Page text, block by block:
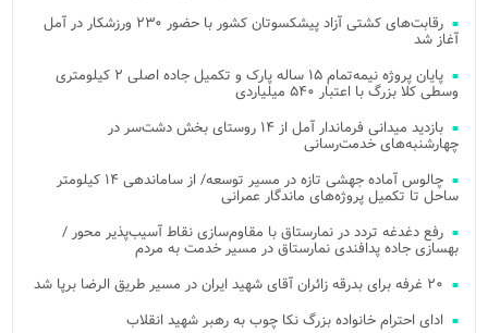
رقابت‌های کشتی آزاد پیشکسوتان کشور با حضور ۲۳۰ ورزشکار در آمل
آغاز شد
پایان پروژه نیمه‌تمام ۱۵ ساله پارک و تکمیل جاده اصلی ۲ کیلومتری
وسطی کلا بزرگ با اعتبار ۵۴۰ میلیاردی
بازدید میدانی فرماندار آمل از ۱۴ روستای بخش دشت‌سر در
چهارشنبه‌های خدمت‌رسانی
چالوس آماده جهشی تازه در مسیر توسعه/ از ساماندهی ۱۴ کیلومتر
ساحل تا تکمیل پروژه‌های ماندگار عمرانی
رفع دغدغه تردد در نمارستاق با مقاوم‌سازی نقاط آسیب‌پذیر محور /
بهسازی جاده پدافندی نمارستاق در مسیر خدمت به مردم
۲۰ غرفه برای بدرقه زائران آقای شهید ایران در مسیر طریق الرضا برپا شد
ادای احترام خانواده بزرگ نکا چوب به رهبر شهید انقلاب